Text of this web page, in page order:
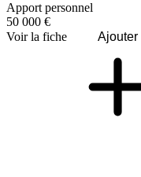
Apport personnel
50 000 €
Voir la fiche
Ajouter